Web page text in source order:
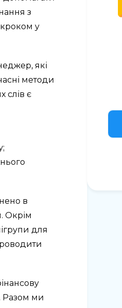
з
у
які
методи
слів є
в
Окрім
для
Разом ми